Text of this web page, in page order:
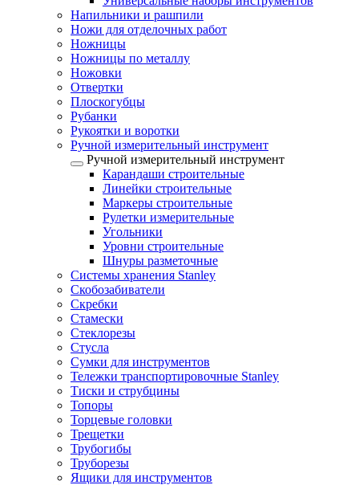
Напильники и рашпили
Ножи для отделочных работ
Ножницы
Ножницы по металлу
Ножовки
Отвертки
Плоскогубцы
Рубанки
Рукоятки и воротки
Ручной измерительный инструмент
Ручной измерительный инструмент
Карандаши строительные
Линейки строительные
Маркеры строительные
Рулетки измерительные
Угольники
Уровни строительные
Шнуры разметочные
Системы хранения Stanley
Скобозабиватели
Скребки
Стамески
Стеклорезы
Стусла
Сумки для инструментов
Тележки транспортировочные Stanley
Тиски и струбцины
Топоры
Торцевые головки
Трещетки
Трубогибы
Труборезы
Ящики для инструментов